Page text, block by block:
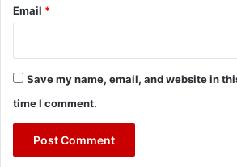
Email *
Save my name, email, and website in
time I comment.